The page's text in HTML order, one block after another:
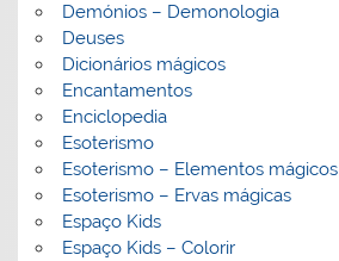
Demónios – Demonologia
Deuses
Dicionários mágicos
Encantamentos
Enciclopedia
Esoterismo
Esoterismo – Elementos mágicos
Esoterismo – Ervas mágicas
Espaço Kids
Espaço Kids – Colorir